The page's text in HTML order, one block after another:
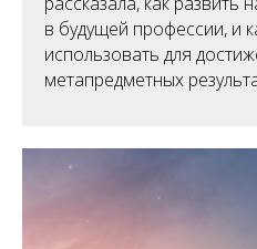
в будущей профессии, и
использовать для
метапредметных